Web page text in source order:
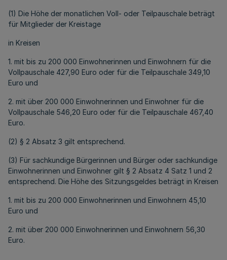
(1) Die Höhe der monatlichen Voll- oder Teilpauschale beträgt
für Mitglieder der Kreistage
in Kreisen
1. mit bis zu 200 000 Einwohnerinnen und Einwohnern für die
Vollpauschale 427,90 Euro oder für die Teilpauschale 349,10
Euro und
2. mit über 200 000 Einwohnerinnen und Einwohner für die
Vollpauschale 546,20 Euro oder für die Teilpauschale 467,40
Euro.
(2) § 2 Absatz 3 gilt entsprechend.
(3) Für sachkundige Bürgerinnen und Bürger oder sachkundige
Einwohnerinnen und Einwohner gilt § 2 Absatz 4 Satz 1 und 2
entsprechend. Die Höhe des Sitzungsgeldes beträgt in Kreisen
1. mit bis zu 200 000 Einwohnerinnen und Einwohnern 45,10
Euro und
2. mit über 200 000 Einwohnerinnen und Einwohnern 56,30
Euro.